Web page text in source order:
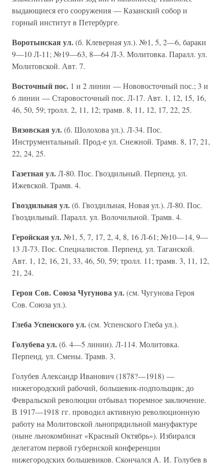
выдающиеся его сооружения — Казанский собор и
горный институт в Петербурге.
Воротынская ул.(б. Клеверная ул.). №1, 5, 2—6, бараки
9—10 Л-11; №19—63, 8—64 Л-3. Молитовка. Паралл. ул.
Молитовской. Авт. 7.
Восточный пос. 1 и 2 линии — Нововосточный пос.; 3 и
6 линии — Старовосточный пос. Л-17. Авт. 1, 12, 15, 16,
46, 50, 59; тролл. 2, 11, 12; трамв. 8, 11, 12, 17, 22, 25.
Вязовская ул.(б. Шолохова ул.). Л-34. Пос.
Инструментальный. Прод-е ул. Снежной. Трамв. 8, 17, 21,
22, 24, 25.
Газетная ул.Л-80. Пос. Гвоздильный. Перпенд. ул.
Ижевской. Трамв. 4.
Гвоздильная ул.(б. Гвоздильная, Новая ул.). Л-80. Пос.
Гвоздильный. Паралл. ул. Волочильной. Трамв. 4.
Геройская ул.№1, 5, 7, 17, 2, 4, 8, 16 Л-61; №10—14, 9—
13 Л-73. Пос. Специалистов. Перпенд. ул. Таганской.
Авт. 1, 12, 16, 21, 33, 46, 50, 59; тролл. 11; трамв. 3, 11, 12,
21, 24.
Героя Сов. Союза Чугунова ул.(см. Чугунова Героя
Сов. Союза ул.).
Глеба Успенского ул.(см. Успенского Глеба ул.).
Голубева ул.(б. 4—5 линии). Л-114. Молитовка.
Перпенд. ул. Смены. Трамв. 3.
Голубев Александр Иванович (1878?—1918) —
нижегородский рабочий, большевик-подпольщик; до
Февральской революции отбывал тюремное заключение.
В 1917—1918 гг. проводил активную революционную
работу на Молитовской льнопрядильной мануфактуре
(ныне льнокомбинат «Красный Октябрь»). Избирался
делегатом первой губернской конференции
нижегородских большевиков. Скончался А. И. Голубев в